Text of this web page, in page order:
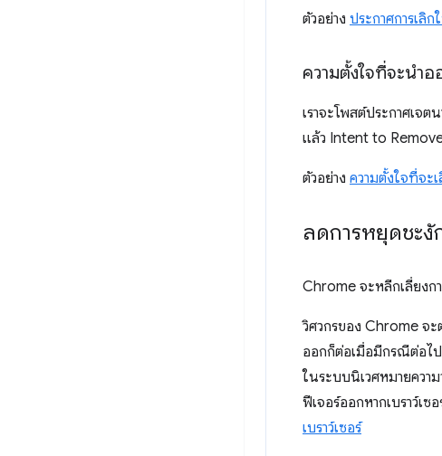
ตัวอย่าง ประกาศการเลิ
ความตั้งใจที่จะนำอ
เราจะโพสต์ประกาศเจ
แล้ว Intent to
ตัวอย่าง ความตั้งใจที่จะ
ลดการหยุดชะ
Chrome จะหลีกเลี่ยงก
วิศวกรของ Chrome จะ
ออกก็ต่อเมื่อมีกรณีต่อไ
ในระบบนิเวศหมายควา
ฟีเจอร์ออกหากเบราว์เ
เบราว์เซอร์